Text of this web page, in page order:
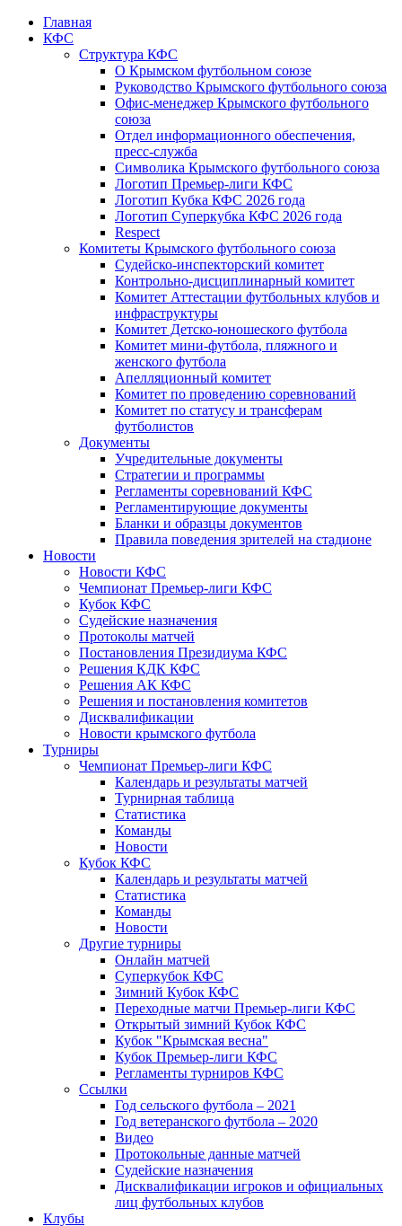
Главная
КФС
Структура КФС
О Крымском футбольном союзе
Руководство Крымского футбольного союза
Офис-менеджер Крымского футбольного
союза
Отдел информационного обеспечения,
пресс-служба
Символика Крымского футбольного союза
Логотип Премьер-лиги КФС
Логотип Кубка КФС 2026 года
Логотип Суперкубка КФС 2026 года
Respect
Комитеты Крымского футбольного союза
Судейско-инспекторский комитет
Контрольно-дисциплинарный комитет
Комитет Аттестации футбольных клубов и
инфраструктуры
Комитет Детско-юношеского футбола
Комитет мини-футбола, пляжного и
женского футбола
Апелляционный комитет
Комитет по проведению соревнований
Комитет по статусу и трансферам
футболистов
Документы
Учредительные документы
Стратегии и программы
Регламенты соревнований КФС
Регламентирующие документы
Бланки и образцы документов
Правила поведения зрителей на стадионе
Новости
Новости КФС
Чемпионат Премьер-лиги КФС
Кубок КФС
Судейские назначения
Протоколы матчей
Постановления Президиума КФС
Решения КДК КФС
Решения АК КФС
Решения и постановления комитетов
Дисквалификации
Новости крымского футбола
Турниры
Чемпионат Премьер-лиги КФС
Календарь и результаты матчей
Турнирная таблица
Статистика
Команды
Новости
Кубок КФС
Календарь и результаты матчей
Статистика
Команды
Новости
Другие турниры
Онлайн матчей
Суперкубок КФС
Зимний Кубок КФС
Переходные матчи Премьер-лиги КФС
Открытый зимний Кубок КФС
Кубок "Крымская весна"
Кубок Премьер-лиги КФС
Регламенты турниров КФС
Ссылки
Год сельского футбола – 2021
Год ветеранского футбола – 2020
Видео
Протокольные данные матчей
Судейские назначения
Дисквалификации игроков и официальных
лиц футбольных клубов
Клубы